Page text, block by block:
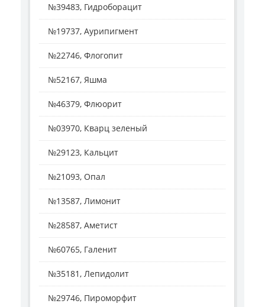
№39483, Гидроборацит
№19737, Аурипигмент
№22746, Флогопит
№52167, Яшма
№46379, Флюорит
№03970, Кварц зеленый
№29123, Кальцит
№21093, Опал
№13587, Лимонит
№28587, Аметист
№60765, Галенит
№35181, Лепидолит
№29746, Пироморфит